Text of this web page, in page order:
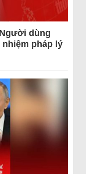
dùng
pháp lý